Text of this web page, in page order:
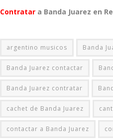
Contratar a Banda Juarez en
argentino musicos Banda
Banda Juarez contactar
Banda Juarez contratar
cachet de Banda Juarez
contactar a Banda Juarez